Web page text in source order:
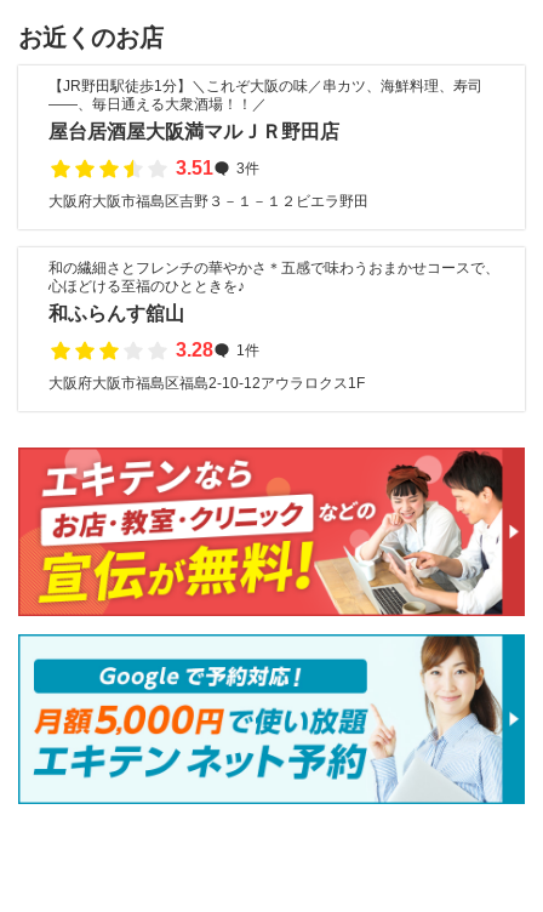
お近くのお店
【JR野田駅徒歩1分】＼これぞ大阪の味／串カツ、海鮮料理、寿司
――、毎日通える大衆酒場！！／
屋台居酒屋大阪満マルＪＲ野田店
3.51
3件
大阪府大阪市福島区吉野３－１－１２ビエラ野田
和の繊細さとフレンチの華やかさ＊五感で味わうおまかせコースで、
心ほどける至福のひとときを♪
和ふらんす舘山
3.28
1件
大阪府大阪市福島区福島2-10-12アウラロクス1F